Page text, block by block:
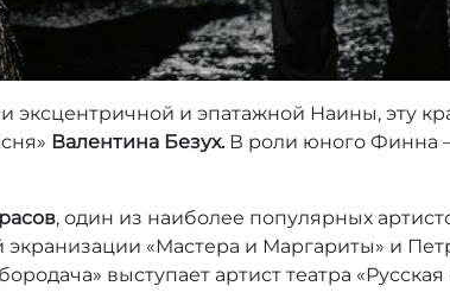
эксцентричной и эпатажной Наины, эту
Валентина Безух.В роли юного Финна —
, один из наиболее популярных
«Мастера и Маргариты» и
выступает артист театра «Русская